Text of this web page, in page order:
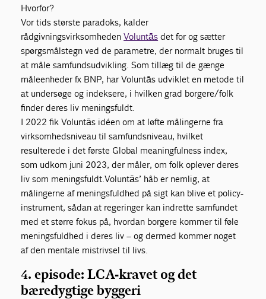
Hvorfor?
Vor tids største paradoks, kalder
rådgivningsvirksomhedenVoluntās det for og sætter
spørgsmålstegn ved de parametre, der normalt bruges til
at måle samfundsudvikling. Som tillæg til de gænge
måleenheder fx BNP, har Voluntās udviklet en metode til
at undersøge og indeksere, i hvilken grad borgere/folk
finder deres liv meningsfuldt.
I 2022 fik Voluntās idéen om at løfte målingerne fra
virksomhedsniveau til samfundsniveau, hvilket
resulterede i det første Global meaningfulness index,
som udkom juni 2023, der måler, om folk oplever deres
liv som meningsfuldt.Voluntās’ håb er nemlig, at
målingerne af meningsfuldhed på sigt kan blive et policy-
instrument, sådan at regeringer kan indrette samfundet
med et større fokus på, hvordan borgere kommer til føle
meningsfuldhed i deres liv – og dermed kommer noget
af den mentale mistrivsel til livs.
4. episode: LCA-kravet og det
bæredygtige byggeri